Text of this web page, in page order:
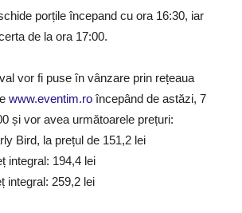
porțile începand cu ora 16:30, iar
de la ora 17:00.
vor fi puse în vânzare prin rețeaua
www.eventim.ro începând de astăzi, 7
și vor avea următoarele prețuri:
Bird, la prețul de 151,2 lei
integral: 194,4 lei
integral: 259,2 lei